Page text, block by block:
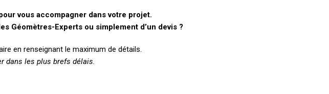
vous accompagner dans votre projet.
Géomètres-Experts ou simplement d’un devis ?
en renseignant le maximum de détails.
dans les plus brefs délais.